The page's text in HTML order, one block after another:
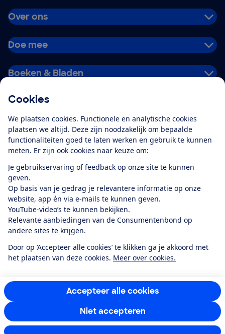
Cookies
We plaatsen cookies. Functionele en analytische cookies
plaatsen we altijd. Deze zijn noodzakelijk om bepaalde
functionaliteiten goed te laten werken en gebruik te kunnen
meten. Er zijn ook cookies naar keuze om:
Je gebruikservaring of feedback op onze site te kunnen
geven.
Op basis van je gedrag je relevantere informatie op onze
website, app én via e-mails te kunnen geven.
YouTube-video’s te kunnen bekijken.
Relevante aanbiedingen van de Consumentenbond op
andere sites te krijgen.
Door op ‘Accepteer alle cookies’ te klikken ga je akkoord met
het plaatsen van deze cookies. Meer over cookies.
Accepteer alle cookies
Niet accepteren
Over ons
Doe mee
Boeken & Bladen
Alles over de
app
Algemene Voorwaarden
Privacyverklaring
Cookiebeleid
Privacyvoorkeuren
Toegankelijkheid
RSS-feed nieuws
Facebook
TwitterInstagram
YoutubeLinkedIn
12.901consumentenbeoordelen de Consumentenbondmet gemiddeld